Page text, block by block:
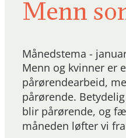
Menn
Månedstema -
Menn og kvinner er
pårørendearbeid,
pårørende.
blir pårørende, og
måneden løfter vi